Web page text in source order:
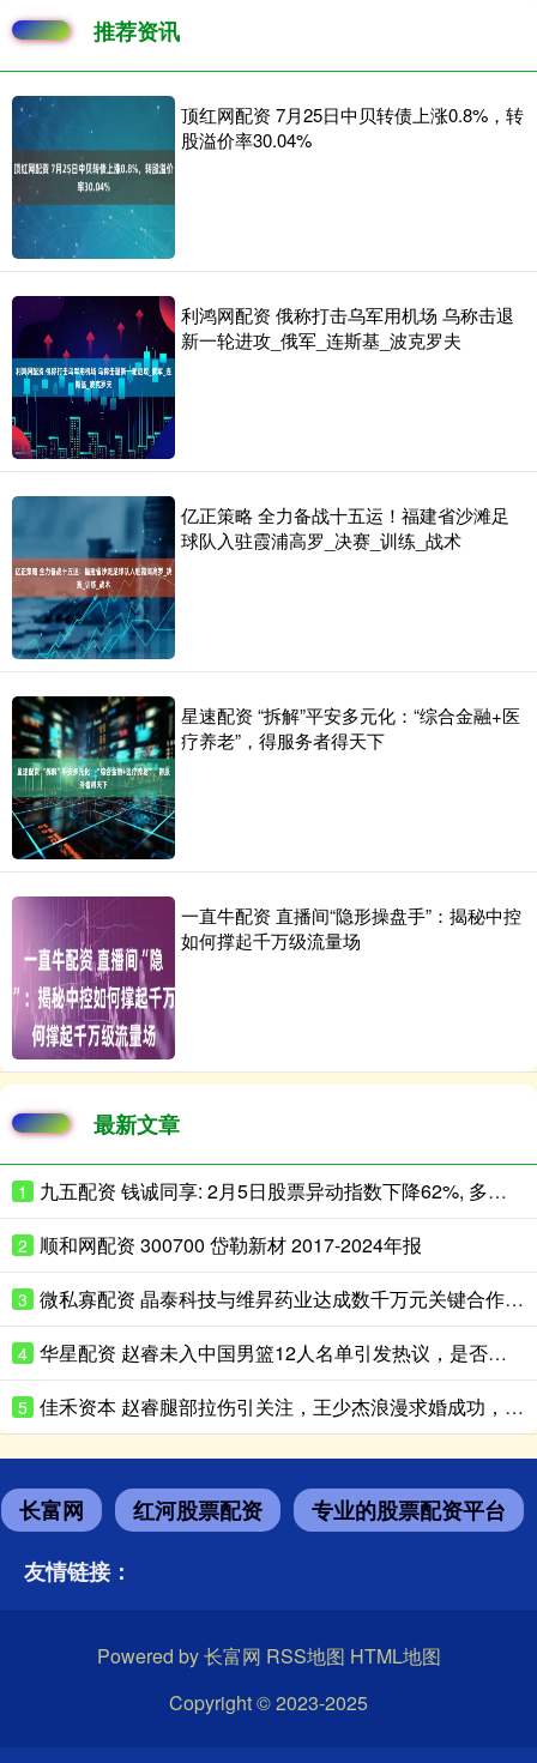
推荐资讯
顶红网配资 7月25日中贝转债上涨0.8%，转
股溢价率30.04%
利鸿网配资 俄称打击乌军用机场 乌称击退
新一轮进攻_俄军_连斯基_波克罗夫
亿正策略 全力备战十五运！福建省沙滩足
球队入驻霞浦高罗_决赛_训练_战术
星速配资 “拆解”平安多元化：“综合金融+医
疗养老”，得服务者得天下
一直牛配资 直播间“隐形操盘手”：揭秘中控
如何撑起千万级流量场
最新文章
1 九五配资 钱诚同享: 2月5日股票异动指数下降62%, 多空强度净值为-83只股
2 顺和网配资 300700 岱勒新材 2017-2024年报
3 微私寡配资 晶泰科技与维昇药业达成数千万元关键合作, AI+机器人共拓内分泌药物千亿级蓝海市场
4 华星配资 赵睿未入中国男篮12人名单引发热议，是否为北京队刻意保留？
5 佳禾资本 赵睿腿部拉伤引关注，王少杰浪漫求婚成功，辽宁男篮功勋刘志轩执教青年队
长富网 红河股票配资
专业的股票配资平台
友情链接：
Powered by长富网 RSS地图 HTML地图
Copyright© 2023-2025